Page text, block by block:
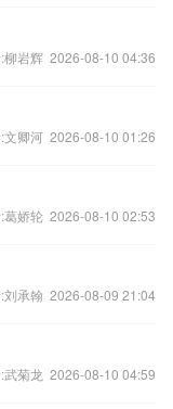
柳岩辉 2026-08-10 04:36
文卿河 2026-08-10 01:26
葛娇轮 2026-08-10 02:53
刘承翰 2026-08-09 21:04
武菊龙 2026-08-10 04:59